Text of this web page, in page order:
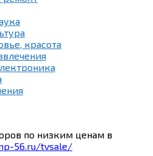
красота
по низким ценам в
56.ru/tvsale/